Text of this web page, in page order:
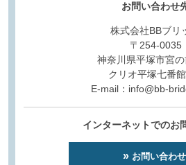
お問い合わせ
株式会社BBブリ
〒254-0035
神奈川県平塚市宮
クリオ平塚七番
E-mail：info@bb-
インターネットでのお
お問い合わせ